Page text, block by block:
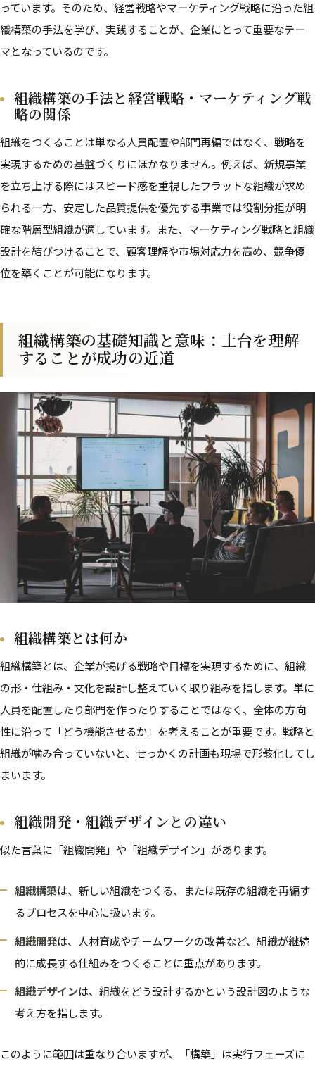
っています。そのため、経営戦略やマーケティング戦略に沿った組
織構築の手法を学び、実践することが、企業にとって重要なテー
マとなっているのです。
組織構築の手法と経営戦略・マーケティング戦
略の関係
組織をつくることは単なる人員配置や部門再編ではなく、戦略を
実現するための基盤づくりにほかなりません。例えば、新規事業
を立ち上げる際にはスピード感を重視したフラットな組織が求め
られる一方、安定した品質提供を優先する事業では役割分担が明
確な階層型組織が適しています。また、マーケティング戦略と組織
設計を結びつけることで、顧客理解や市場対応力を高め、競争優
位を築くことが可能になります。
組織構築の基礎知識と意味：土台を理解
することが成功の近道
組織構築とは何か
組織構築とは、企業が掲げる戦略や目標を実現するために、組織
の形・仕組み・文化を設計し整えていく取り組みを指します。単に
人員を配置したり部門を作ったりすることではなく、全体の方向
性に沿って「どう機能させるか」を考えることが重要です。戦略と
組織が噛み合っていないと、せっかくの計画も現場で形骸化してし
まいます。
組織開発・組織デザインとの違い
似た言葉に「組織開発」や「組織デザイン」があります。
組織構築は、新しい組織をつくる、または既存の組織を再編す
るプロセスを中心に扱います。
組織開発は、人材育成やチームワークの改善など、組織が継続
的に成長する仕組みをつくることに重点があります。
組織デザインは、組織をどう設計するかという設計図のような
考え方を指します。
このように範囲は重なり合いますが、「構築」は実行フェーズに